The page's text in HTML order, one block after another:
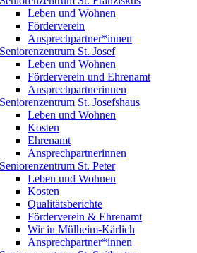
Leben und Wohnen
Förderverein
Ansprechpartner*innen
Seniorenzentrum St. Josef
Leben und Wohnen
Förderverein und Ehrenamt
Ansprechpartnerinnen
Seniorenzentrum St. Josefshaus
Leben und Wohnen
Kosten
Ehrenamt
Ansprechpartnerinnen
Seniorenzentrum St. Peter
Leben und Wohnen
Kosten
Qualitätsberichte
Förderverein & Ehrenamt
Wir in Mülheim-Kärlich
Ansprechpartner*innen